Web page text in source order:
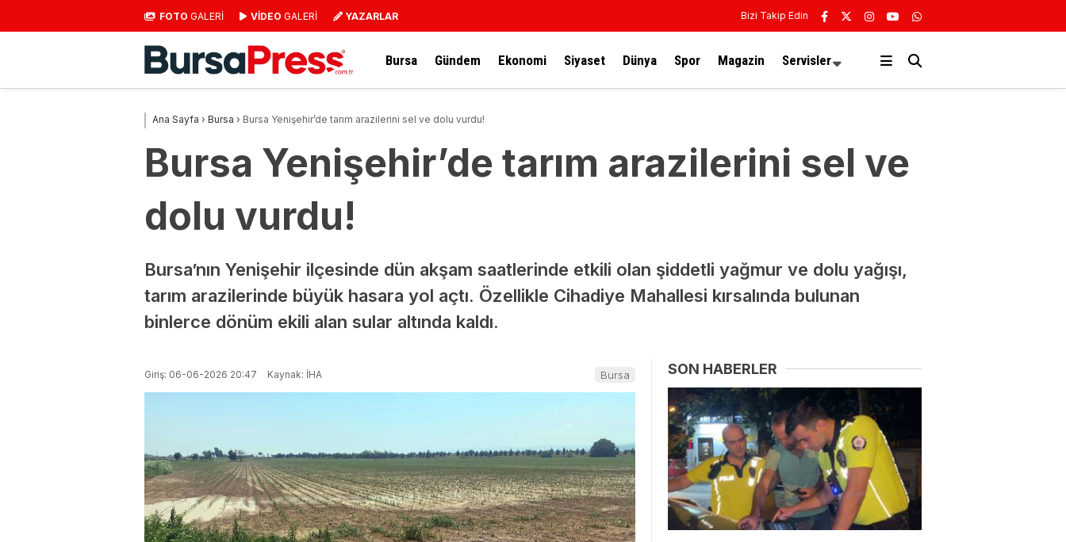
FOTO GALERİ VİDEO GALERİ YAZARLAR Bizi Takip Edin
Bursa Gündem Ekonomi Siyaset Dünya Spor Magazin Servisler
Ana Sayfa › Bursa › Bursa Yenişehir’de tarım arazilerini sel ve dolu vurdu!
Bursa Yenişehir’de tarım arazilerini sel ve
dolu vurdu!
Bursa’nın Yenişehir ilçesinde dün akşam saatlerinde etkili olan şiddetli yağmur ve dolu yağışı,
tarım arazilerinde büyük hasara yol açtı. Özellikle Cihadiye Mahallesi kırsalında bulunan
binlerce dönüm ekili alan sular altında kaldı.
Giriş: 06-06-2026 20:47 Kaynak: İHA Bursa SON HABERLER